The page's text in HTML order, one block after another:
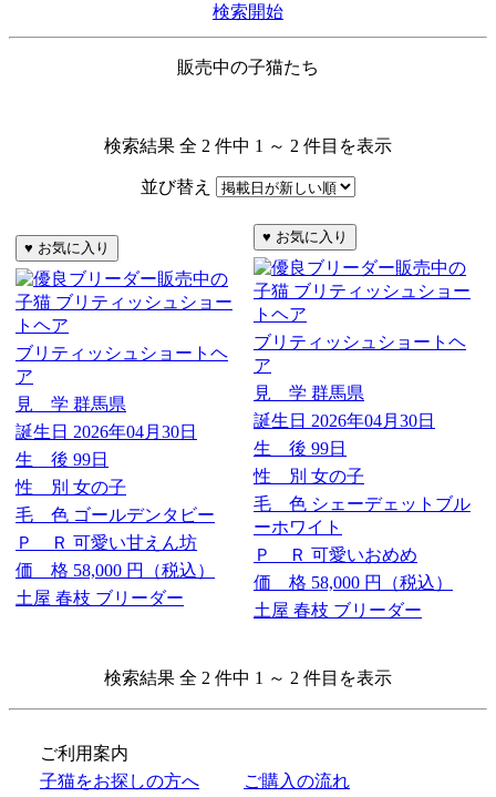
検索開始
販売中の子猫たち
検索結果 全 2 件中 1 ～ 2 件目を表示
並び替え
ブリティッシュショートヘ
ア
見 学 群馬県
誕生日 2026年04月30日
生 後 99日
性 別 女の子
毛 色 ゴールデンタビー
Ｐ Ｒ 可愛い甘えん坊
価 格 58,000 円（税込）
土屋 春枝 ブリーダー
ブリティッシュショートヘ
ア
見 学 群馬県
誕生日 2026年04月30日
生 後 99日
性 別 女の子
毛 色 シェーデェットブル
ーホワイト
Ｐ Ｒ 可愛いおめめ
価 格 58,000 円（税込）
土屋 春枝 ブリーダー
検索結果 全 2 件中 1 ～ 2 件目を表示
ご利用案内
子猫をお探しの方へ
ご購入の流れ